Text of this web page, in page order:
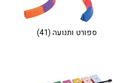
ספורט ותנועה(41)